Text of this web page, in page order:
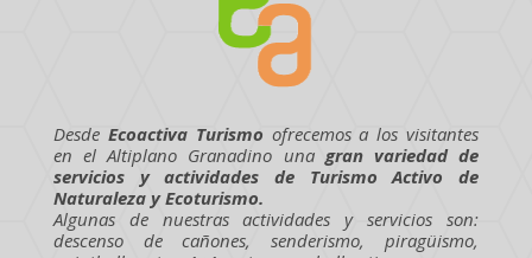
Desde Ecoactiva Turismo ofrecemos a los visitantes
en el Altiplano Granadino una gran variedad de
servicios y actividades de Turismo Activo de
Naturaleza y Ecoturismo.
Algunas de nuestras actividades y servicios son:
descenso de cañones, senderismo, piragüismo,